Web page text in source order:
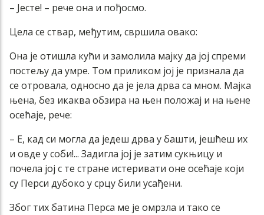
– Јесте! – рече она и пођосмо.
Цела се ствар, међутим, свршила овако:
Она је отишла кући и замолила мајку да јој спреми
постељу да умре. Том приликом јој је признала да
се отровала, односно да је јела дрва са мном. Мајка
њена, без икаква обзира на њен положај и на њене
осећаје, рече:
– Е, кад си могла да једеш дрва у башти, јешћеш их
и овде у соби!... Задигла јој је затим сукњицу и
почела јој с те стране истеривати оне осећаје који
су Перси дубоко у срцу били усађени.
Због тих батина Перса ме је омрзла и тако се